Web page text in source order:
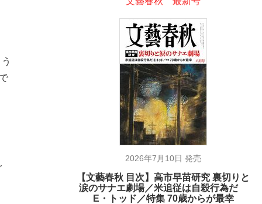
2026年7月10日 発売
【文藝春秋 目次】高市早苗研究 裏切りと
涙のサナエ劇場／米追従は自殺行為だ
E・トッド／特集 70歳からが最幸